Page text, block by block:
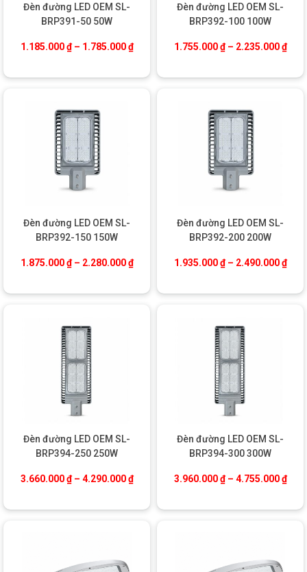
Đèn đường LED OEM SL-
BRP391-50 50W
1.185.000₫ – 1.785.000₫Khoảng giá: từ 1.185.000 ₫ đến
Đèn đường LED OEM SL-
BRP392-100 100W
1.755.000₫ – 2.235.000₫
Đèn đường LED OEM SL-
BRP392-150 150W
1.875.000₫ – 2.280.000₫Khoảng giá: từ 1.875.000 ₫ đến
Đèn đường LED OEM SL-
BRP392-200 200W
1.935.000₫ – 2.490.000₫
Đèn đường LED OEM SL-
BRP394-250 250W
3.660.000₫ – 4.290.000₫Khoảng giá: từ 3.660.000 ₫ đến
Đèn đường LED OEM SL-
BRP394-300 300W
3.960.000₫ – 4.755.000₫